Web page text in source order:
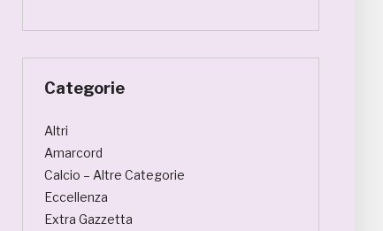
Categorie
Altri
Amarcord
Calcio – Altre Categorie
Eccellenza
Extra Gazzetta